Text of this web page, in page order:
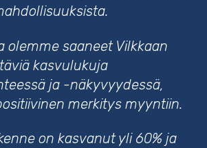
olemme saaneet Vilkkaan
kasvulukuja
ja -näkyvyydessä,
merkitys myyntiin.
on kasvanut yli 60% ja